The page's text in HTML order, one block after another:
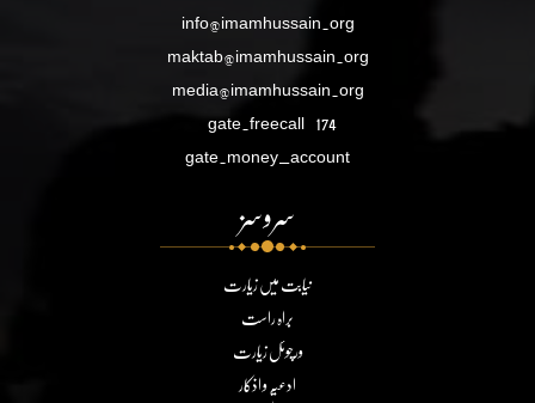
info@imamhussain.org
maktab@imamhussain.org
media@imamhussain.org
gate.freecall 174
gate.money_account
سروسز
نیابت میں زیارت
براہ راست
ورچوئل زیارت
ادعیہ و اذکار